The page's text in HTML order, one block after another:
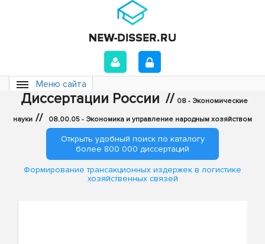
Меню сайта
Диссертации России // 08 - Экономические
науки // 08.00.05 - Экономика и управление народным хозяйством
Открыть удобный поиск по каталогу
более 800 000 диссертаций
Формирование трансакционных издержек в логистике
хозяйственных связей